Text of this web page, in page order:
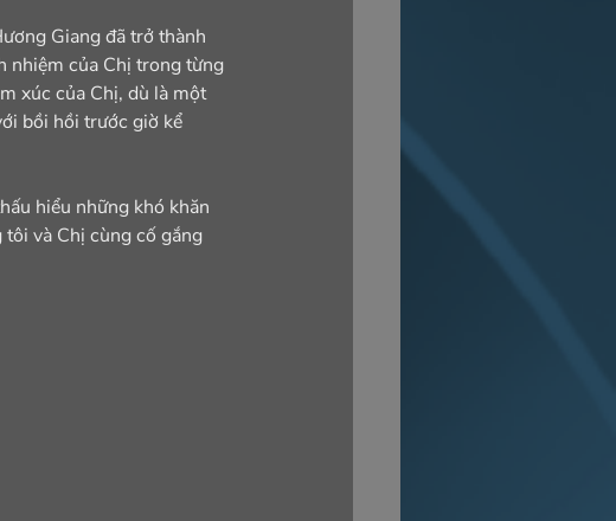
Giang đã trở thành
nhiệm của Chị trong từng
xúc của Chị, dù là một
bồi hồi trước giờ kể
hiểu những khó khăn
và Chị cùng cố gắng